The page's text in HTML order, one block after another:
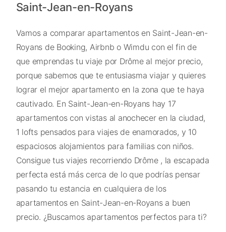
Saint-Jean-en-Royans
Vamos a comparar apartamentos en Saint-Jean-en-
Royans de Booking, Airbnb o Wimdu con el fin de
que emprendas tu viaje por Drôme al mejor precio,
porque sabemos que te entusiasma viajar y quieres
lograr el mejor apartamento en la zona que te haya
cautivado. En Saint-Jean-en-Royans hay 17
apartamentos con vistas al anochecer en la ciudad,
1 lofts pensados para viajes de enamorados, y 10
espaciosos alojamientos para familias con niños.
Consigue tus viajes recorriendo Drôme , la escapada
perfecta está más cerca de lo que podrías pensar
pasando tu estancia en cualquiera de los
apartamentos en Saint-Jean-en-Royans a buen
precio. ¿Buscamos apartamentos perfectos para ti?